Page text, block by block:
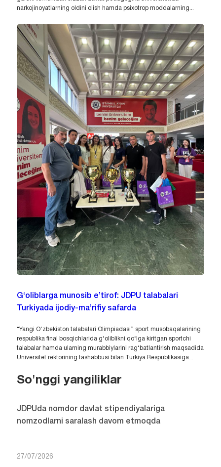
narkojinoyatlarning oldini olish hamda psixotrop moddalarning...
G‘oliblarga munosib e’tirof: JDPU talabalari
Turkiyada ijodiy-ma’rifiy safarda
“Yangi O‘zbekiston talabalari Olimpiadasi” sport musobaqalarining
respublika final bosqichlarida g‘oliblikni qo‘lga kiritgan sportchi
talabalar hamda ularning murabbiylarini rag‘batlantirish maqsadida
Universitet rektorining tashabbusi bilan Turkiya Respublikasiga...
So'nggi yangiliklar
JDPUda nomdor davlat stipendiyalariga
nomzodlarni saralash davom etmoqda
27/07/2026